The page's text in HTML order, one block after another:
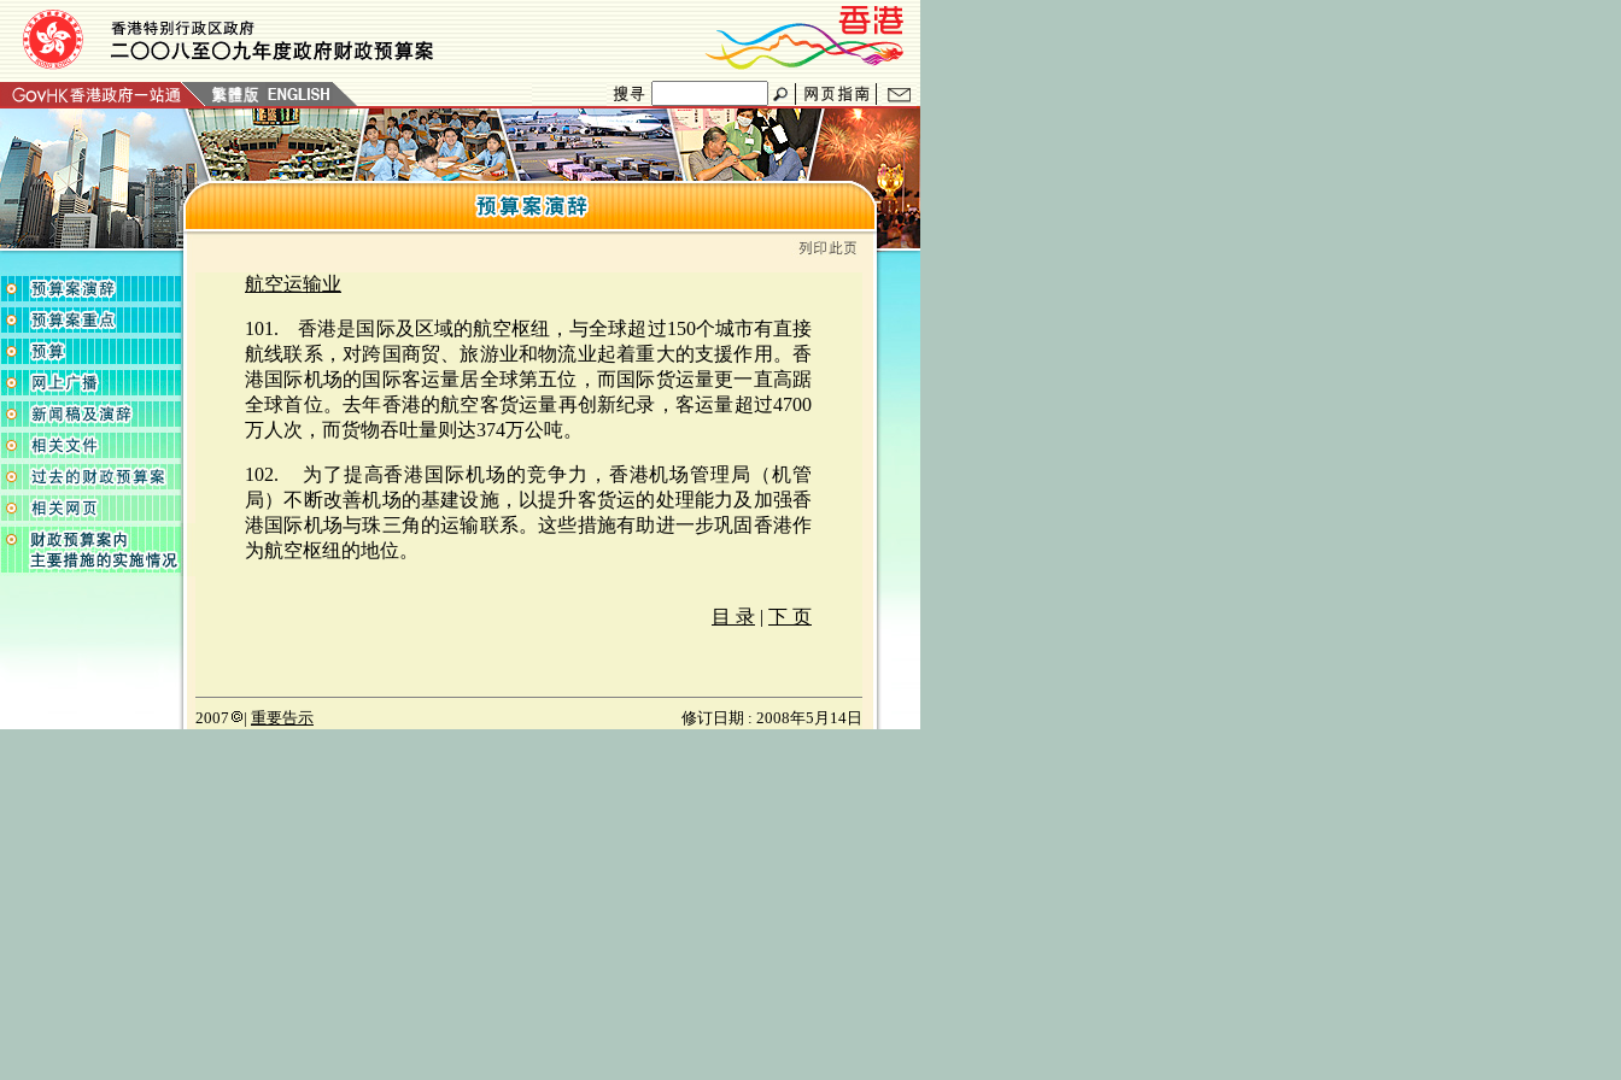
航空运输业
101. 香港是国际及区域的航空枢纽，与全球超过150个城市有直接
航线联系，对跨国商贸、旅游业和物流业起着重大的支援作用。香
港国际机场的国际客运量居全球第五位，而国际货运量更一直高踞
全球首位。去年香港的航空客货运量再创新纪录，客运量超过4700
万人次，而货物吞吐量则达374万公吨。
102. 为了提高香港国际机场的竞争力，香港机场管理局（机管
局）不断改善机场的基建设施，以提升客货运的处理能力及加强香
港国际机场与珠三角的运输联系。这些措施有助进一步巩固香港作
为航空枢纽的地位。
目 录 | 下 页
2007 | 重要告示 修订日期 : 2008年5月14日